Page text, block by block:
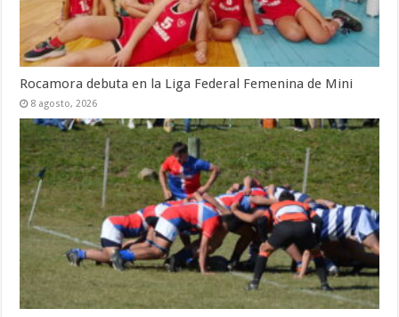
Rocamora debuta en la Liga Federal Femenina de Mini
8 agosto, 2026